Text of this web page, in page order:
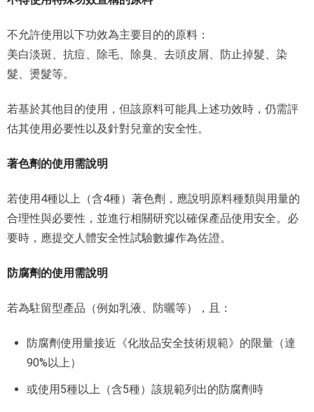
不允許使用以下功效為主要目的的原料：
美白淡斑、抗痘、除毛、除臭、去頭皮屑、防止掉髮、染
髮、燙髮等。
若基於其他目的使用，但該原料可能具上述功效時，仍需評
估其使用必要性以及針對兒童的安全性。
著色劑的使用需說明
若使用4種以上（含4種）著色劑，應說明原料種類與用量的
合理性與必要性，並進行相關研究以確保產品使用安全。必
要時，應提交人體安全性試驗數據作為佐證。
防腐劑的使用需說明
若為駐留型產品（例如乳液、防曬等），且：
防腐劑使用量接近《化妝品安全技術規範》的限量（達
90%以上）
或使用5種以上（含5種）該規範列出的防腐劑時